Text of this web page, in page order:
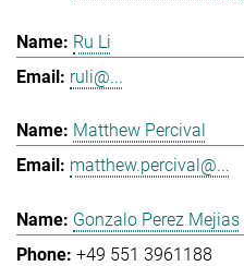
Ru Li
ruli@...
Matthew Percival
matthew.percival@...
Gonzalo Perez Mejias
+49 551 3961188